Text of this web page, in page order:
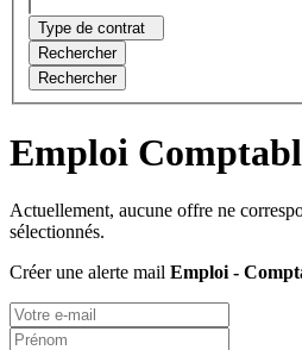
Type de contrat
Rechercher
Rechercher
Emploi
Actuellement, aucune offre ne
sélectionnés.
Créer une alerte mail Emploi -